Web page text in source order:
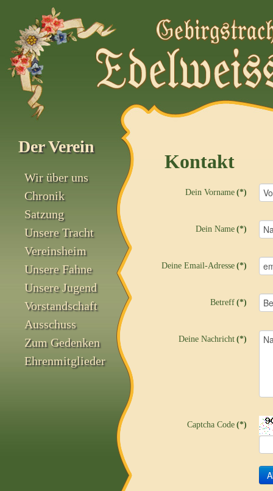
Der Verein
Wir über uns
Chronik
Satzung
Unsere Tracht
Vereinsheim
Unsere Fahne
Unsere Jugend
Vorstandschaft
Ausschuss
Zum Gedenken
Ehrenmitglieder
Kontakt
Dein Vorname (*)
Dein Name (*)
Deine Email-Adresse (*)
Betreff (*)
Deine Nachricht (*)
Captcha Code (*)